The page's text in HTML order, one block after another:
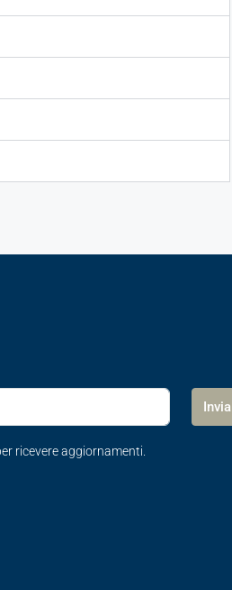
Invia
ricevere aggiornamenti.